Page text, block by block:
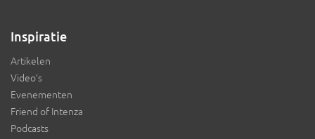
Inspiratie
Artikelen
Video’s
Evenementen
Friend of Intenza
Podcasts